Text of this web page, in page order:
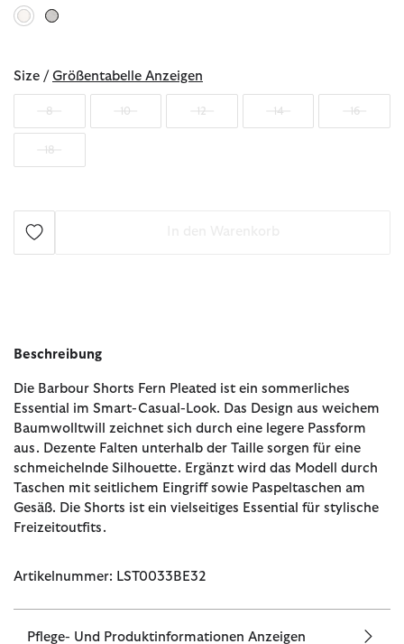
Size / Größentabelle Anzeigen
8 10 12 14 16
18
Beschreibung
Die Barbour Shorts Fern Pleated ist ein sommerliches
Essential im Smart-Casual-Look. Das Design aus weichem
Baumwolltwill zeichnet sich durch eine legere Passform
aus. Dezente Falten unterhalb der Taille sorgen für eine
schmeichelnde Silhouette. Ergänzt wird das Modell durch
Taschen mit seitlichem Eingriff sowie Paspeltaschen am
Gesäß. Die Shorts ist ein vielseitiges Essential für stylische
Freizeitoutfits.
Artikelnummer: LST0033BE32
Pflege- Und Produktinformationen Anzeigen